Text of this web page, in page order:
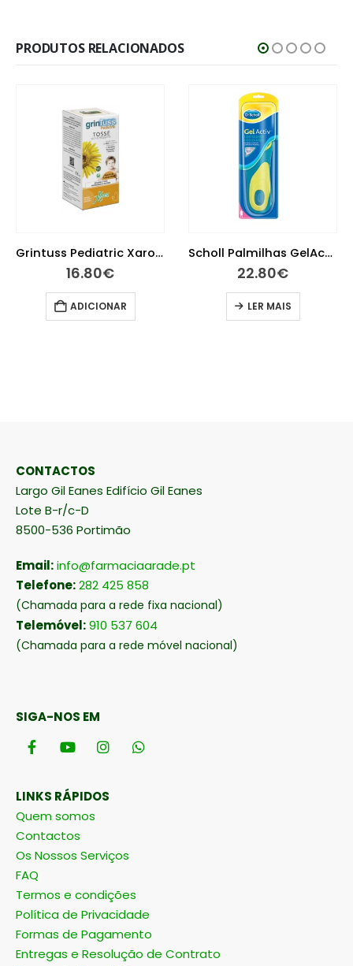
PRODUTOS RELACIONADOS
Grintuss Pediatric Xarope 180g
16.80€
ADICIONAR
Scholl Palmilhas GelActiv Uso Diário Mulher 2 unidades
22.80€
LER MAIS
CONTACTOS
Largo Gil Eanes Edifício Gil Eanes
Lote B-r/c-D
8500-536 Portimão
Email:info@farmaciaarade.pt
Telefone:282 425 858
(Chamada para a rede fixa nacional)
Telemóvel:910 537 604
(Chamada para a rede móvel nacional)
SIGA-NOS EM
LINKS RÁPIDOS
Quem somos
Contactos
Os Nossos Serviços
FAQ
Termos e condições
Política de Privacidade
Formas de Pagamento
Entregas e Resolução de Contrato